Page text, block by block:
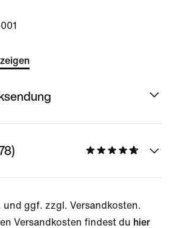
und ggf. zzgl. Versandkosten.
Versandkosten findest du hier